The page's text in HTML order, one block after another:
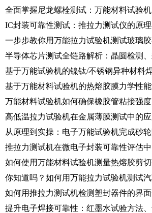
IC封装可靠性测试：推拉力测试仪的原
一步步教你用万能拉力试验机测试玻璃
基于万能试验机的镍钛/不锈钢异种材料
基于万能材料试验机的热熔胶膜力学性
万能材料试验机如何确保橡胶管粘接强
从原理到实操：电子万能试验机完成砂
推拉力测试机在微电子封装可靠性评估
如何用推拉力测试机检测塑封器件的界